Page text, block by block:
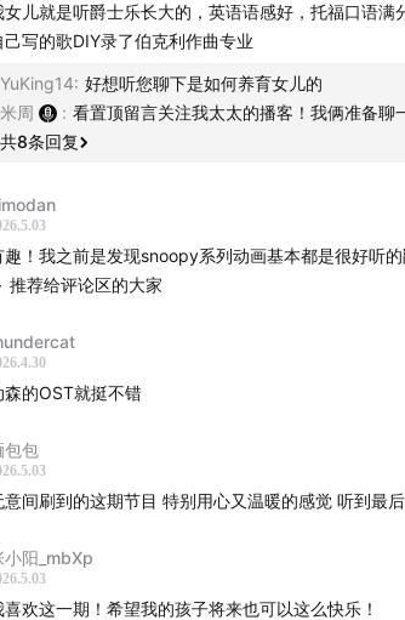
的爵士乐育儿歌单（20月龄-36月龄）
：高保真钢琴触键（物理建模期）
：Midnight Sugar (山本刚), C-Jam Blues
分析：
经科学：20个月的孩子，内耳耳蜗的**
最后的物理微调。山本刚这类钢琴录音拥有极
）”，每一个音符的起始极其清晰。这种“
听觉系统解码的噪音，帮助大脑建立“钢琴”这
心理学：此时孩子处于感知运动阶段的尾声，
：行走贝斯与前庭系统平衡
女儿就是听爵士乐长大的，英语语感好，托福口语满
己写的歌DIY录了伯克利作曲专业
YuKing14: 好想听您聊下是如何养育女儿的
米周
: 看置顶留言关注我太太的播客！我俩准备聊
共8条回复
趣！我之前是发现snoopy系列动画基本都是很好听
推荐给评论区的大家
森的OST就挺不错
包包
意间刷到的这期节目 特别用心又温暖的感觉 听到最
小阳_mbXp
喜欢这一期！希望我的孩子将来也可以这么快乐！